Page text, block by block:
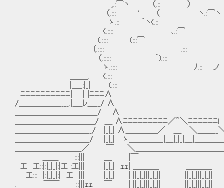
,.:⌒ヽ （.:: ）
（.::: ' （ ヽ.:⌒ヽ
ゝ.:: ｀ヽ(.:: ） γ' ⌒
(.:::: ､.:⌒ ヽ──‐
(.:::: (:::⌒ ） 丶
（.:::: .::: Y.::⌒
（.::::: ｀).:::
ゝ.:::: ﾉ.:: ノ
＿＿_. (.::: ／
|＿_:|_| (.::: ＼
ﾆﾆﾆﾆﾆﾆﾆﾆﾆﾆ| | |ﾆﾆﾆ∧
/＿＿＿＿＿____.|＿_ﾚ＿__/ ∧
＿＿＿＿＿＿＿＿＿＿_/ ∧
＿＿＿＿＿＿＿＿＿＿/ ＿ ∧ﾆﾆﾆﾆﾆﾆﾆﾆﾆ／＾＼ﾆﾆﾆﾆﾆﾆl
＿＿＿＿＿＿＿＿＿__/ |_|_| ∧＿＿＿＿／ ＿ ＼＿＿__
＿＿＿＿＿＿＿＿＿_/ |_|_| ゝ＿＿＿＿_|＿|_|_|＿|＿＿＿
＿＿＿＿＿＿＿＿_／ ￣ ＼＿＿＿＿＿＿＿＿＿＿＿
＿＿ :::||| ＿ |￣ .|
エ エ::|:|_|_|:|エ :エ||| |_|_| ｪｪ| ＿＿＿_ ＿＿＿
エ::: |:|_|_|:| エ ||| |_|_| | ||_|_|||_|_|| ||_|_|||_|_||
. ￣￣ ::|||ｪｪ ￣ | ||_|_|||_|_|| ||_|_|||_|_||